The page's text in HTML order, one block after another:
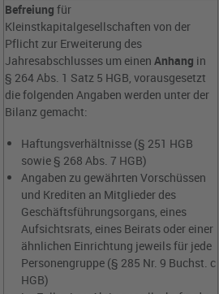
Befreiung für
Kleinstkapitalgesellschaften von der
Pflicht zur Erweiterung des
Jahresabschlusses um einenAnhang in
§ 264 Abs. 1 Satz 5 HGB, vorausgesetzt
die folgenden Angaben werden unter der
Bilanz gemacht:
Haftungsverhältnisse (§ 251 HGB
sowie § 268 Abs. 7 HGB)
Angaben zu gewährten Vorschüssen
und Krediten an Mitglieder des
Geschäftsführungsorgans, eines
Aufsichtsrats, eines Beirats oder einer
ähnlichen Einrichtung jeweils für jede
Personengruppe (§ 285 Nr. 9 Buchst. c
HGB)